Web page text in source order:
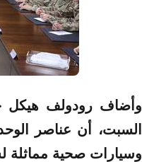
وأضاف رودولف هيكل
السبت، أن عناصر
وسيارات صحية مماثلة